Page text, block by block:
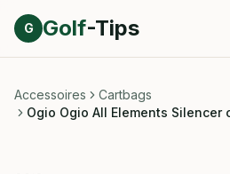
Direct naar inhoud
G Golf-Tips
Accessoires
Cartbags
Ogio Ogio All Elements Silencer